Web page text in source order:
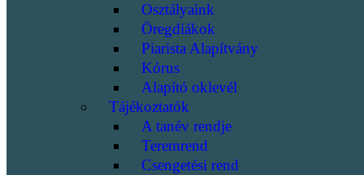
Osztályaink
Öregdiákok
Piarista Alapítvány
Kórus
Alapító oklevél
Tájékoztatók
A tanév rendje
Teremrend
Csengetési rend